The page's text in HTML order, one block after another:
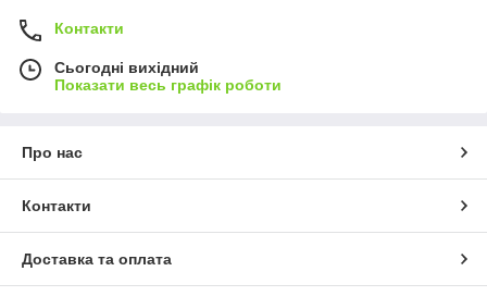
Контакти
Сьогодні вихідний
Показати весь графік роботи
Про нас
Контакти
Доставка та оплата